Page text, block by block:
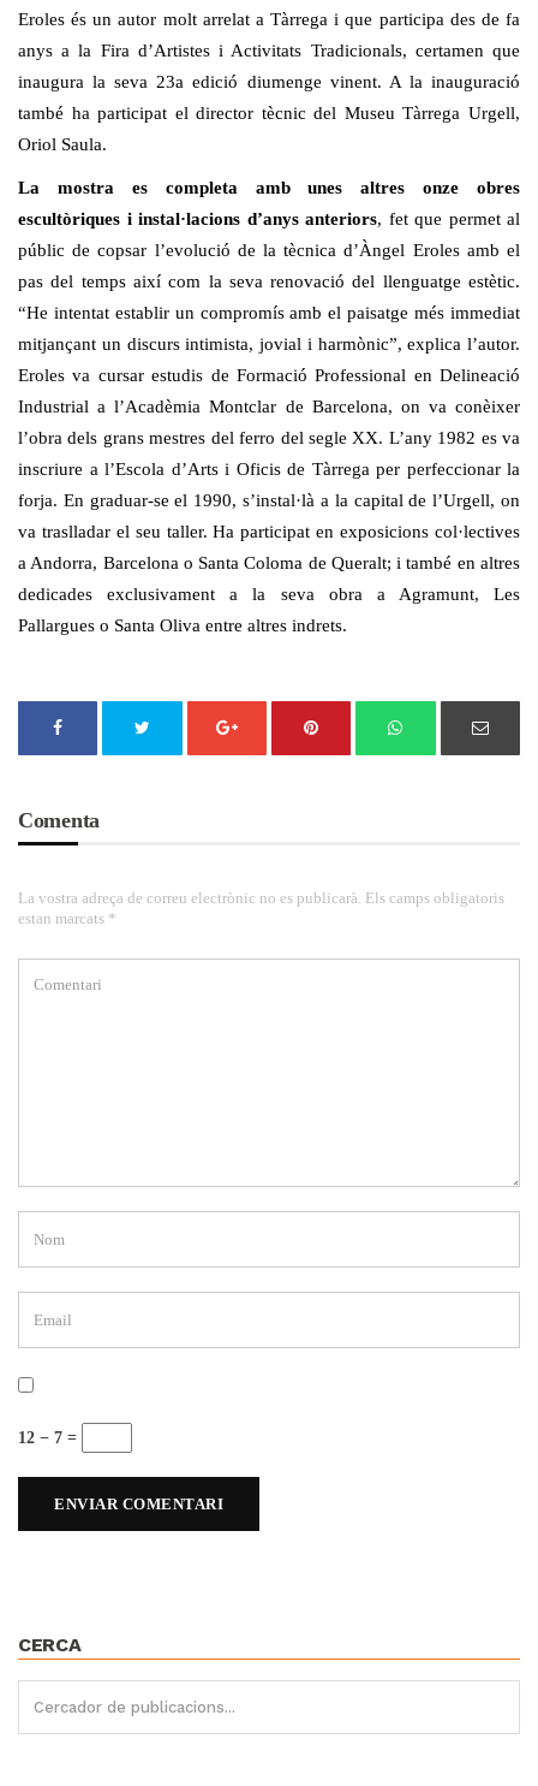
Eroles és un autor molt arrelat a Tàrrega i que participa des de fa
anys a la Fira d’Artistes i Activitats Tradicionals, certamen que
inaugura la seva 23a edició diumenge vinent. A la inauguració
també ha participat el director tècnic del Museu Tàrrega Urgell,
Oriol Saula.
La mostra es completa amb unes altres onze obres
escultòriques i instal·lacions d’anys anteriors, fet que permet al
públic de copsar l’evolució de la tècnica d’Àngel Eroles amb el
pas del temps així com la seva renovació del llenguatge estètic.
“He intentat establir un compromís amb el paisatge més immediat
mitjançant un discurs intimista, jovial i harmònic”, explica l’autor.
Eroles va cursar estudis de Formació Professional en Delineació
Industrial a l’Acadèmia Montclar de Barcelona, on va conèixer
l’obra dels grans mestres del ferro del segle XX. L’any 1982 es va
inscriure a l’Escola d’Arts i Oficis de Tàrrega per perfeccionar la
forja. En graduar-se el 1990, s’instal·là a la capital de l’Urgell, on
va traslladar el seu taller. Ha participat en exposicions col·lectives
a Andorra, Barcelona o Santa Coloma de Queralt; i també en altres
dedicades exclusivament a la seva obra a Agramunt, Les
Pallargues o Santa Oliva entre altres indrets.
Comenta
La vostra adreça de correu electrònic no es publicarà. Els camps obligatoris
estan marcats *
12 − 7 =
CERCA